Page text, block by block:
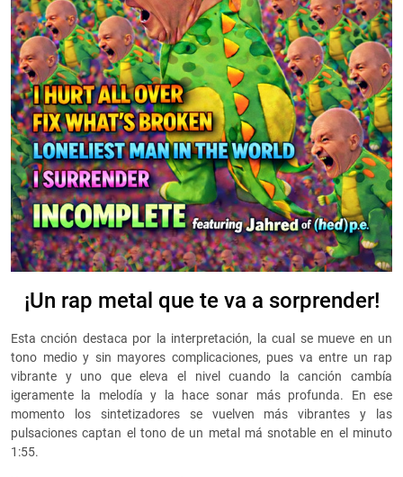
¡Un rap metal que te va a sorprender!
Esta cnción destaca por la interpretación, la cual se mueve en un
tono medio y sin mayores complicaciones, pues va entre un rap
vibrante y uno que eleva el nivel cuando la canción cambía
igeramente la melodía y la hace sonar más profunda. En ese
momento los sintetizadores se vuelven más vibrantes y las
pulsaciones captan el tono de un metal má snotable en el minuto
1:55.